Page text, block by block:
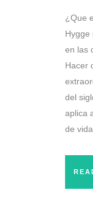
¿Que
Hygge
en las
Hacer
del
aplica
de